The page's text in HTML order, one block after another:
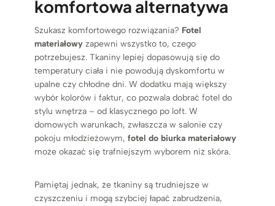
komfortowa alternatywa
Szukasz komfortowego rozwiązania? Fotel
materiałowy zapewni wszystko to, czego
potrzebujesz. Tkaniny lepiej dopasowują się do
temperatury ciała i nie powodują dyskomfortu w
upalne czy chłodne dni. W dodatku mają większy
wybór kolorów i faktur, co pozwala dobrać fotel do
stylu wnętrza – od klasycznego po loft. W
domowych warunkach, zwłaszcza w salonie czy
pokoju młodzieżowym, fotel do biurka materiałowy
może okazać się trafniejszym wyborem niż skóra.
Pamiętaj jednak, że tkaniny są trudniejsze w
czyszczeniu i mogą szybciej łapać zabrudzenia,